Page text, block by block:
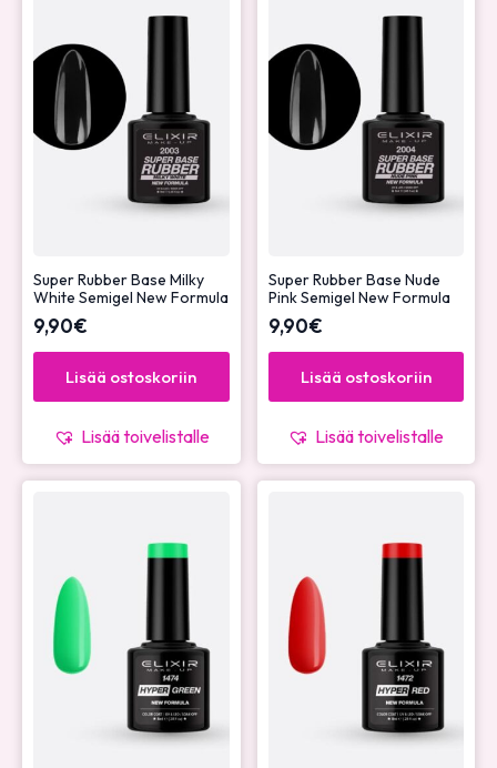
Super Rubber Base Milky
White Semigel New Formula
9,90€
Lisää ostoskoriin
Lisää toivelistalle
Super Rubber Base Nude
Pink Semigel New Formula
9,90€
Lisää ostoskoriin
Lisää toivelistalle